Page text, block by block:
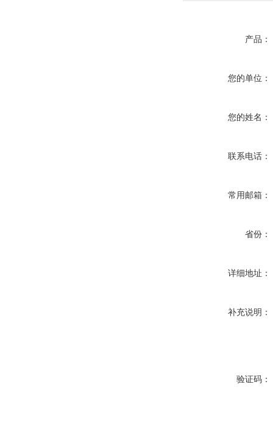
产品：
您的单位：
您的姓名：
联系电话：
常用邮箱：
省份：
详细地址：
补充说明：
验证码：